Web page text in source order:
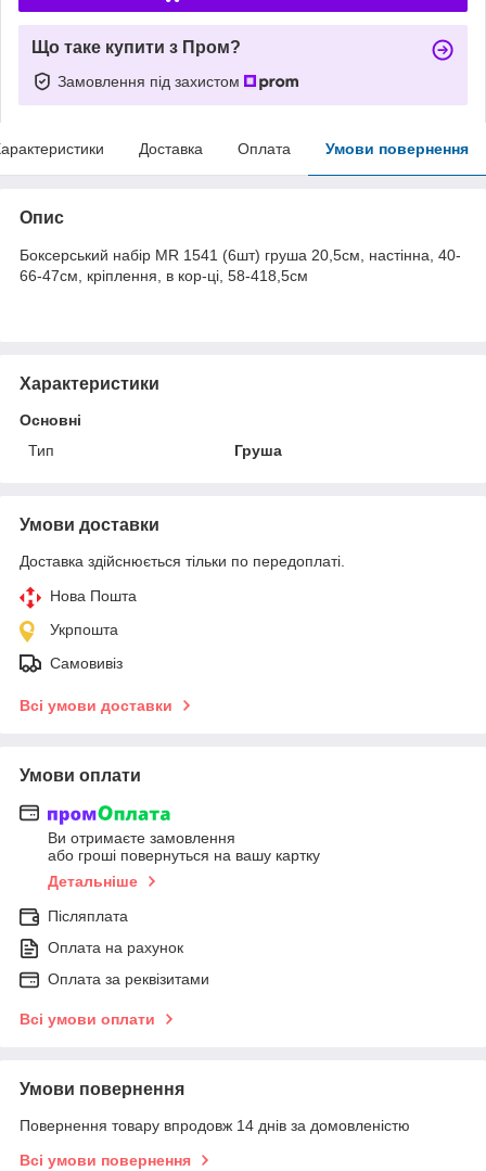
Що таке купити з Пром?
Замовлення під захистом
Доставка Оплата Умови повернення
Опис
Боксерський набір MR 1541 (6шт) груша 20,5см, настінна, 40-
66-47см, кріплення, в кор-ці, 58-418,5см
Характеристики
Основні
Тип
Груша
Умови доставки
Доставка здійснюється тільки по передоплаті.
Нова Пошта
Укрпошта
Самовивіз
Всі умови доставки
Умови оплати
Ви отримаєте замовлення
або гроші повернуться на вашу картку
Детальніше
Післяплата
Оплата на рахунок
Оплата за реквізитами
Всі умови оплати
Умови повернення
Повернення товару впродовж 14 днів за домовленістю
Всі умови повернення